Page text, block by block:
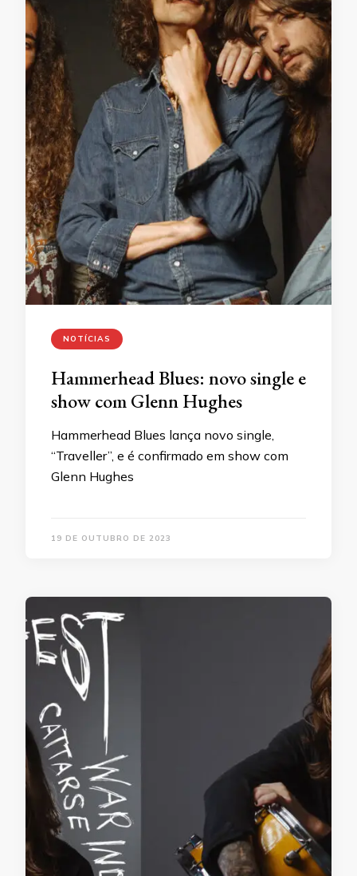
NOTÍCIAS
Hammerhead Blues: novo single e
show com Glenn Hughes
Hammerhead Blues lança novo single,
“Traveller”, e é confirmado em show com
Glenn Hughes
19 DE OUTUBRO DE 2023